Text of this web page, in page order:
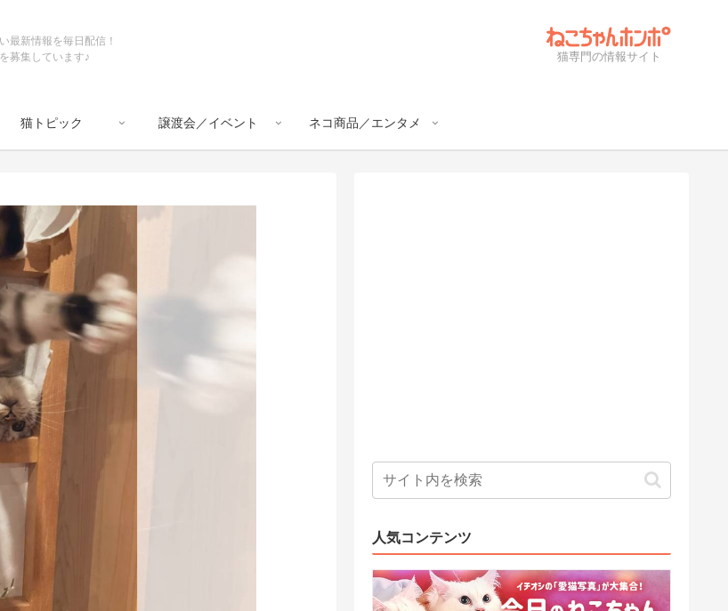
最新情報を毎日配信！
募集しています♪
猫専門の情報サイト
猫トピック 譲渡会／イベント ネコ商品／エンタメ
人気コンテンツ